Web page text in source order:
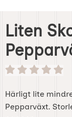
Liten
Härligt lite
Pepparväxt.